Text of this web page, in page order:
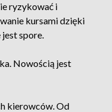
ryzykować i
kursami dzięki
spore.
Nowością jest
kierowców. Od